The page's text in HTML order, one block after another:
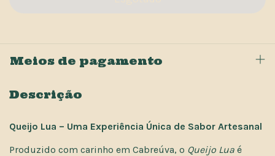
Meios de pagamento
Descrição
Queijo Lua – Uma Experiência Única de Sabor Artesanal
Produzido com carinho em Cabreúva, o Queijo Lua é